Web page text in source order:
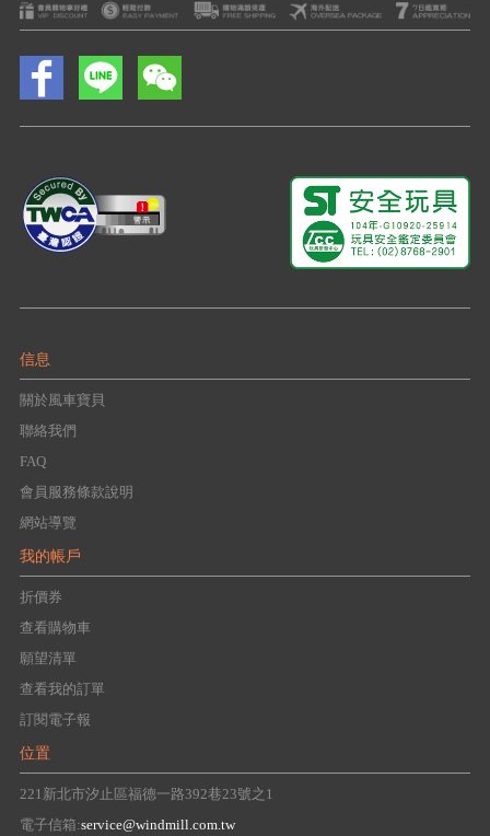
信息
關於風車寶貝
聯絡我們
FAQ
會員服務條款說明
網站導覽
我的帳戶
折價券
查看購物車
願望清單
查看我的訂單
訂閱電子報
位置
221新北市汐止區福德一路392巷23號之1
電子信箱:service@windmill.com.tw